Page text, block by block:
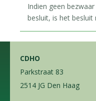
Indien geen
besluit, is het besluit
CDHO
Parkstraat 83
2514 JG Den Haag